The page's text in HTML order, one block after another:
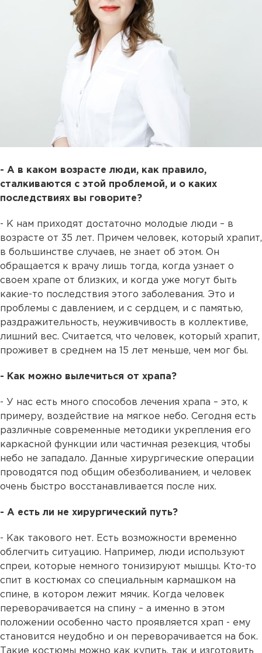
- А в каком возрасте люди, как правило,
сталкиваются с этой проблемой, и о каких
последствиях вы говорите?
- К нам приходят достаточно молодые люди – в
возрасте от 35 лет. Причем человек, который храпит,
в большинстве случаев, не знает об этом. Он
обращается к врачу лишь тогда, когда узнает о
своем храпе от близких, и когда уже могут быть
какие-то последствия этого заболевания. Это и
проблемы с давлением, и с сердцем, и с памятью,
раздражительность, неуживчивость в коллективе,
лишний вес. Считается, что человек, который храпит,
проживет в среднем на 15 лет меньше, чем мог бы.
- Как можно вылечиться от храпа?
- У нас есть много способов лечения храпа – это, к
примеру, воздействие на мягкое небо. Сегодня есть
различные современные методики укрепления его
каркасной функции или частичная резекция, чтобы
небо не западало. Данные хирургические операции
проводятся под общим обезболиванием, и человек
очень быстро восстанавливается после них.
- А есть ли не хирургический путь?
- Как такового нет. Есть возможности временно
облегчить ситуацию. Например, люди используют
спреи, которые немного тонизируют мышцы. Кто-то
спит в костюмах со специальным кармашком на
спине, в котором лежит мячик. Когда человек
переворачивается на спину – а именно в этом
положении особенно часто проявляется храп - ему
становится неудобно и он переворачивается на бок.
Такие костюмы можно как купить, так и изготовить